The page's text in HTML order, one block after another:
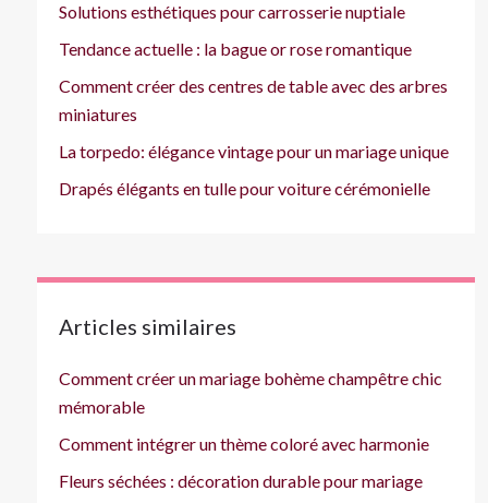
Solutions esthétiques pour carrosserie nuptiale
Tendance actuelle : la bague or rose romantique
Comment créer des centres de table avec des arbres
miniatures
La torpedo: élégance vintage pour un mariage unique
Drapés élégants en tulle pour voiture cérémonielle
Articles similaires
Comment créer un mariage bohème champêtre chic
mémorable
Comment intégrer un thème coloré avec harmonie
Fleurs séchées : décoration durable pour mariage